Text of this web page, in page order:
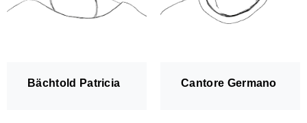
Bächtold Patricia Cantore Germano